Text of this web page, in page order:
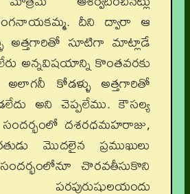
రంగనాయకమ్మ. దీని ద్వారా ఆ
అత్తగారితో సూటిగా మాట్లాడే
అన్నవిషయాన్ని కొంతవరకు
అలాగనీ కోడళ్ళు అత్తగారితో
అని చెప్పలేము. కౌసల్య
దశరధమహరాజు,
మొదలైన ప్రముఖులు
చొరవతీసుకొని
పరపురుషులయందు